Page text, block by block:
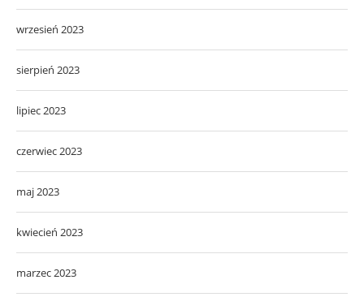
wrzesień 2023
sierpień 2023
lipiec 2023
czerwiec 2023
maj 2023
kwiecień 2023
marzec 2023